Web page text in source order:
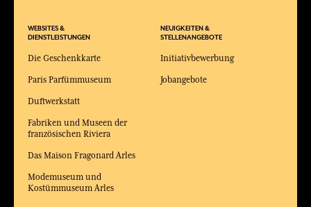
WEBSITES &
DIENSTLEISTUNGEN
Die Geschenkkarte
Paris Parfümmuseum
Duftwerkstatt
Fabriken und Museen der
französischen Riviera
Das Maison Fragonard Arles
Modemuseum und
Kostümmuseum Arles
NEUIGKEITEN &
STELLENANGEBOTE
Initiativbewerbung
Jobangebote